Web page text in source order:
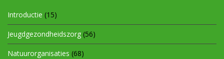
Introductie (15)
Jeugdgezondheidszorg (56)
Natuurorganisaties (68)